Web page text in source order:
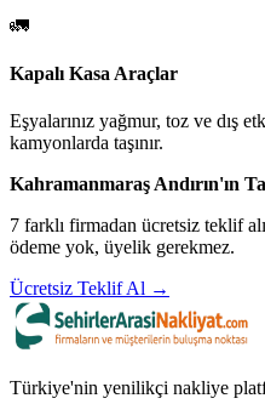
🚛
Kapalı Kasa Araçlar
Eşyalarınız yağmur, toz ve dış
kamyonlarda taşınır.
Kahramanmaraş Andırın'ın
7 farklı firmadan ücretsiz teklif
ödeme yok, üyelik gerekmez.
Ücretsiz Teklif Al →
Türkiye'nin yenilikçi nakliye